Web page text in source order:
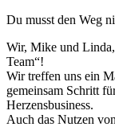
Du musst den Weg
Wir, Mike und
Team“!
Wir treffen uns ein
gemeinsam Schritt
Herzensbusiness.
Auch das Nutzen